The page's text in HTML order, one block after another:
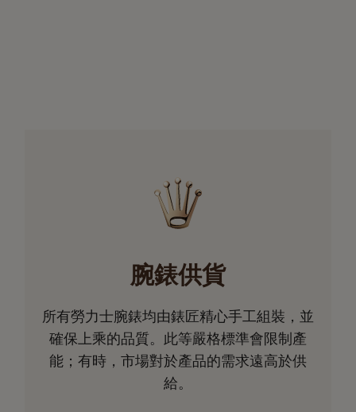
腕錶供貨
所有勞力士腕錶均由錶匠精心手工組裝，並
確保上乘的品質。此等嚴格標準會限制產
能；有時，市場對於產品的需求遠高於供
給。